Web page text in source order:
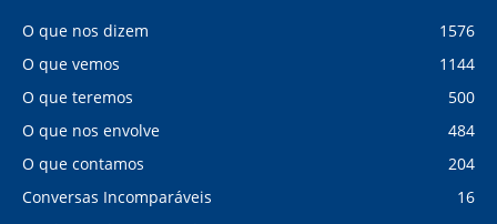
O que nos dizem
1576
O que vemos
1144
O que teremos
500
O que nos envolve
484
O que contamos
204
Conversas Incomparáveis
16